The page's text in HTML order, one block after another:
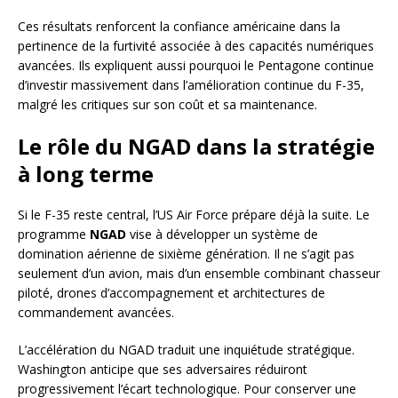
Ces résultats renforcent la confiance américaine dans la
pertinence de la furtivité associée à des capacités numériques
avancées. Ils expliquent aussi pourquoi le Pentagone continue
d’investir massivement dans l’amélioration continue du F-35,
malgré les critiques sur son coût et sa maintenance.
Le rôle du NGAD dans la stratégie
à long terme
Si le F-35 reste central, l’US Air Force prépare déjà la suite. Le
programme NGAD vise à développer un système de
domination aérienne de sixième génération. Il ne s’agit pas
seulement d’un avion, mais d’un ensemble combinant chasseur
piloté, drones d’accompagnement et architectures de
commandement avancées.
L’accélération du NGAD traduit une inquiétude stratégique.
Washington anticipe que ses adversaires réduiront
progressivement l’écart technologique. Pour conserver une